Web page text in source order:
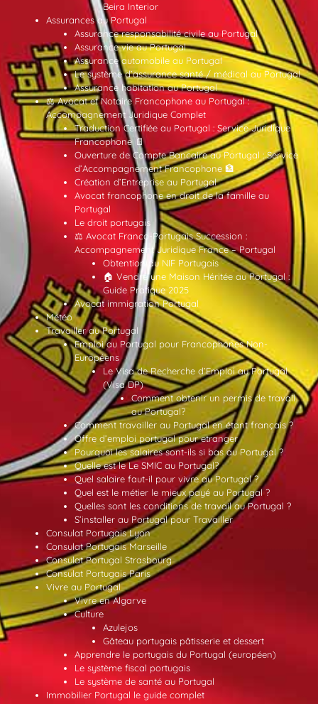
Beira Interior
Assurances au Portugal
Assurance responsabilité civile au Portugal
Assurance vie au Portugal
Assurance automobile au Portugal
Le système d’assurance santé / médical au Portugal
Assurance habitation au Portugal
⚖️ Avocat et Notaire Francophone au Portugal :
Accompagnement Juridique Complet
Traduction Certifiée au Portugal : Service Juridique
Francophone 📄
Ouverture de Compte Bancaire au Portugal : Service
d’Accompagnement Francophone 🏦
Création d’Entreprise au Portugal
Avocat francophone en droit de la famille au
Portugal
Le droit portugais
⚖️ Avocat Franco-Portugais Succession :
Accompagnement Juridique France – Portugal
Obtention du NIF Portugais
🏠 Vendre une Maison Héritée au Portugal :
Guide Pratique 2025
Avocat immigration Portugal
Météo
Travailler au Portugal
Emploi au Portugal pour Francophones Non-
Européens
Le Visa de Recherche d’Emploi au Portugal
(Visa DP)
Comment obtenir un permis de travail
au Portugal?
Comment travailler au Portugal en étant français ?
Offre d’emploi portugal pour etranger
Pourquoi les salaires sont-ils si bas au Portugal ?
Quelle est le Le SMIC au Portugal?
Quel salaire faut-il pour vivre au Portugal ?
Quel est le métier le mieux payé au Portugal ?
Quelles sont les conditions de travail au Portugal ?
S’installer au Portugal pour Travailler
Consulat Portugais Lyon
Consulat Portugais Marseille
Consulat Portugal Strasbourg
Consulat Portugais Paris
Vivre au Portugal
Vivre en Algarve
Culture
Azulejos
Gâteau portugais pâtisserie et dessert
Apprendre le portugais du Portugal (européen)
Le système fiscal portugais
Le système de santé au Portugal
Immobilier Portugal le guide complet